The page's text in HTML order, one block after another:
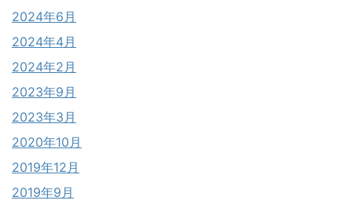
2024年6月
2024年4月
2024年2月
2023年9月
2023年3月
2020年10月
2019年12月
2019年9月